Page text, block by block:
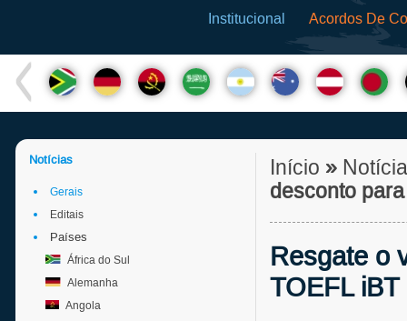
Institucional Acordos De
Notícias
Gerais
Editais
Países
África do Sul
Alemanha
Angola
Início »
desconto
Resgate o
TOEFL iBT